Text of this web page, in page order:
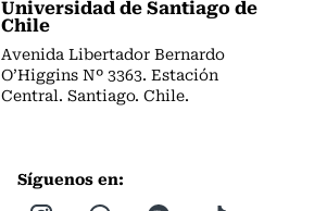
Universidad de Santiago de
Chile
Avenida Libertador Bernardo
O’Higgins Nº 3363. Estación
Central. Santiago. Chile.
Síguenos en: